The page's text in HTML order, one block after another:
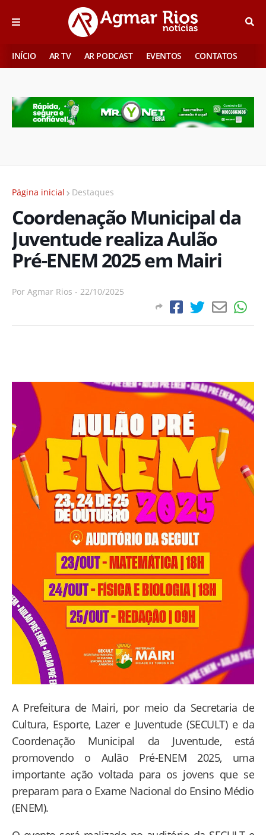
INÍCIO AR TV AR PODCAST EVENTOS CONTATOS
Página inicial Destaques
Coordenação Municipal da
Juventude realiza Aulão
Pré-ENEM 2025 em Mairi
Por Agmar Rios - 22/10/2025
A Prefeitura de Mairi, por meio da Secretaria de
Cultura, Esporte, Lazer e Juventude (SECULT) e da
Coordenação Municipal da Juventude, está
promovendo o Aulão Pré-ENEM 2025, uma
importante ação voltada para os jovens que se
preparam para o Exame Nacional do Ensino Médio
(ENEM).